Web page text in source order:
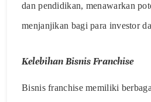
dan pendidikan, menawarkan
menjanjikan bagi para investor
Kelebihan Bisnis Franchise
Bisnis franchise memiliki